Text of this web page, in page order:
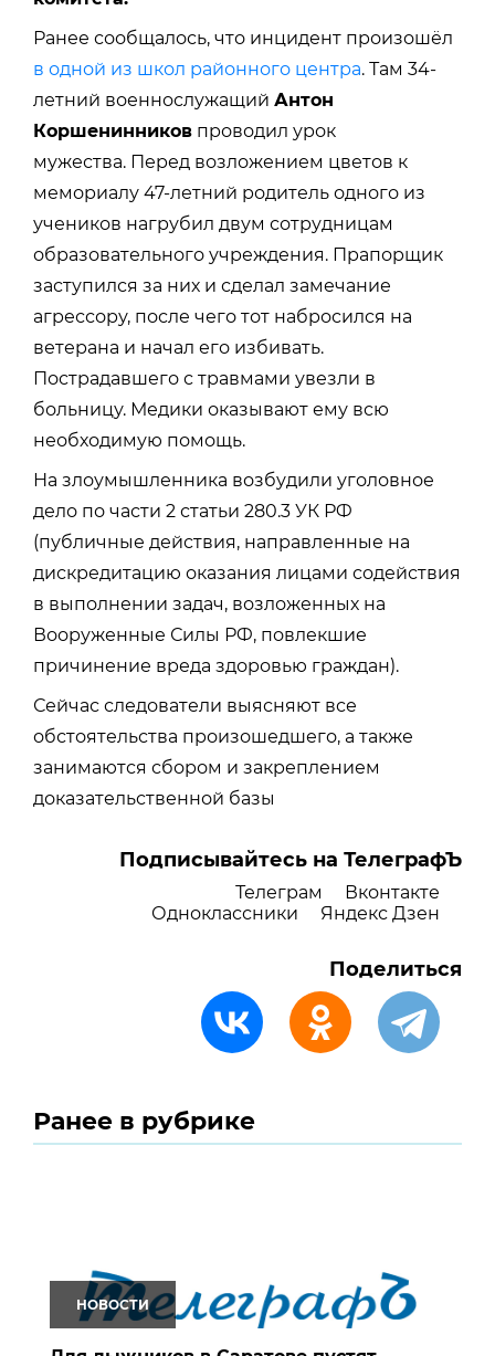
Ранее сообщалось, что инцидент произошёл
в одной из школ районного центра. Там 34-
летний военнослужащий Антон
Коршенинников проводил урок
мужества. Перед возложением цветов к
мемориалу 47-летний родитель одного из
учеников нагрубил двум сотрудницам
образовательного учреждения. Прапорщик
заступился за них и сделал замечание
агрессору, после чего тот набросился на
ветерана и начал его избивать.
Пострадавшего с травмами увезли в
больницу. Медики оказывают ему всю
необходимую помощь.
На злоумышленника возбудили уголовное
дело по части 2 статьи 280.3 УК РФ
(публичные действия, направленные на
дискредитацию оказания лицами содействия
в выполнении задач, возложенных на
Вооруженные Силы РФ, повлекшие
причинение вреда здоровью граждан).
Сейчас следователи выясняют все
обстоятельства произошедшего, а также
занимаются сбором и закреплением
доказательственной базы
Подписывайтесь на ТелеграфЪ
Телеграм
Вконтакте
Одноклассники
Яндекс Дзен
Поделиться
Ранее в рубрике
НОВОСТИ